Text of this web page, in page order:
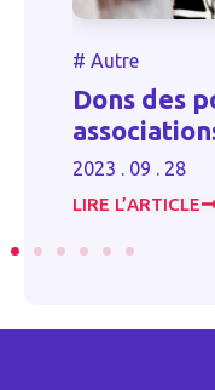
# Autre
Dons des
2023 . 09 . 28
LIRE L’ARTICLE